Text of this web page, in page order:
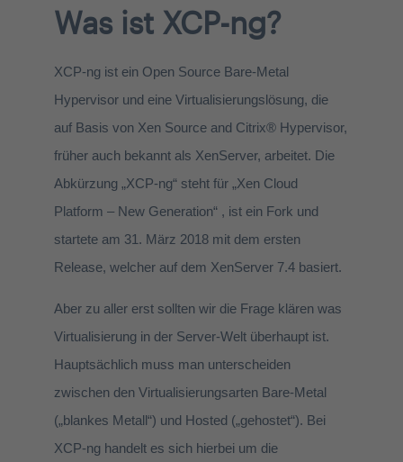
Was ist XCP-ng?
XCP-ng ist ein Open Source Bare-Metal
Hypervisor und eine Virtualisierungslösung, die
auf Basis von Xen Source and Citrix® Hypervisor,
früher auch bekannt als XenServer, arbeitet. Die
Abkürzung „XCP-ng“ steht für „Xen Cloud
Platform – New Generation“ , ist ein Fork und
startete am 31. März 2018 mit dem ersten
Release, welcher auf dem XenServer 7.4 basiert.
Aber zu aller erst sollten wir die Frage klären was
Virtualisierung in der Server-Welt überhaupt ist.
Hauptsächlich muss man unterscheiden
zwischen den Virtualisierungsarten Bare-Metal
(„blankes Metall“) und Hosted („gehostet“). Bei
XCP-ng handelt es sich hierbei um die